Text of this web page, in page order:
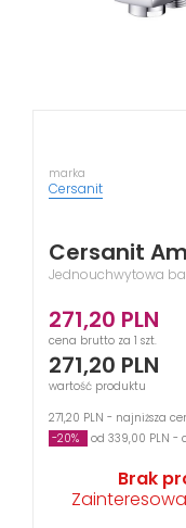
marka
Cersanit
Cersanit
Jednouchwytowa
271,20 PLN
cena brutto za 1 szt.
271,20 PLN
wartość produktu
271,20 PLN - najniższa
-20%
od 339,00 PLN -
Brak